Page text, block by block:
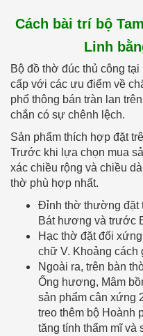
Cách bài trí bộ
Linh
Bộ đồ thờ đúc thủ công
cấp với các ưu điểm về
phổ thông bán tràn lan
chắn có sự chênh lệch.
Sản phẩm thích hợp đặt
Trước khi lựa chọn mua
xác chiều rộng và chiều
thờ phù hợp nhất.
Đỉnh thờ thường đặt
Bát hương và trước
Hạc thờ đặt đối
chữ V. Khoảng cách
Ngoài ra, trên bàn
Ống hương, Mâm
sản phẩm cân xứng
treo thêm bộ Hoành
tăng tính thẩm mĩ và